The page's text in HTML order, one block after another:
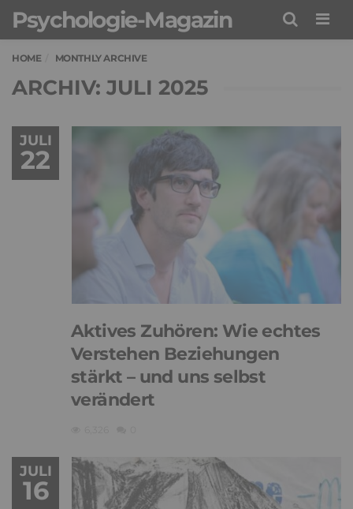
Psychologie-Magazin
HOME MONTHLY ARCHIVE
ARCHIV: JULI 2025
JULI
22
Aktives Zuhören: Wie echtes
Verstehen Beziehungen
stärkt – und uns selbst
verändert
JULI
16